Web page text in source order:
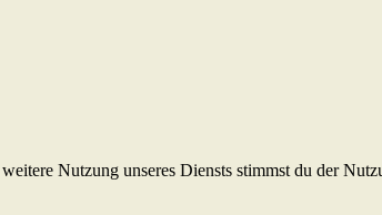
Nutzung unseres Diensts stimmst du der